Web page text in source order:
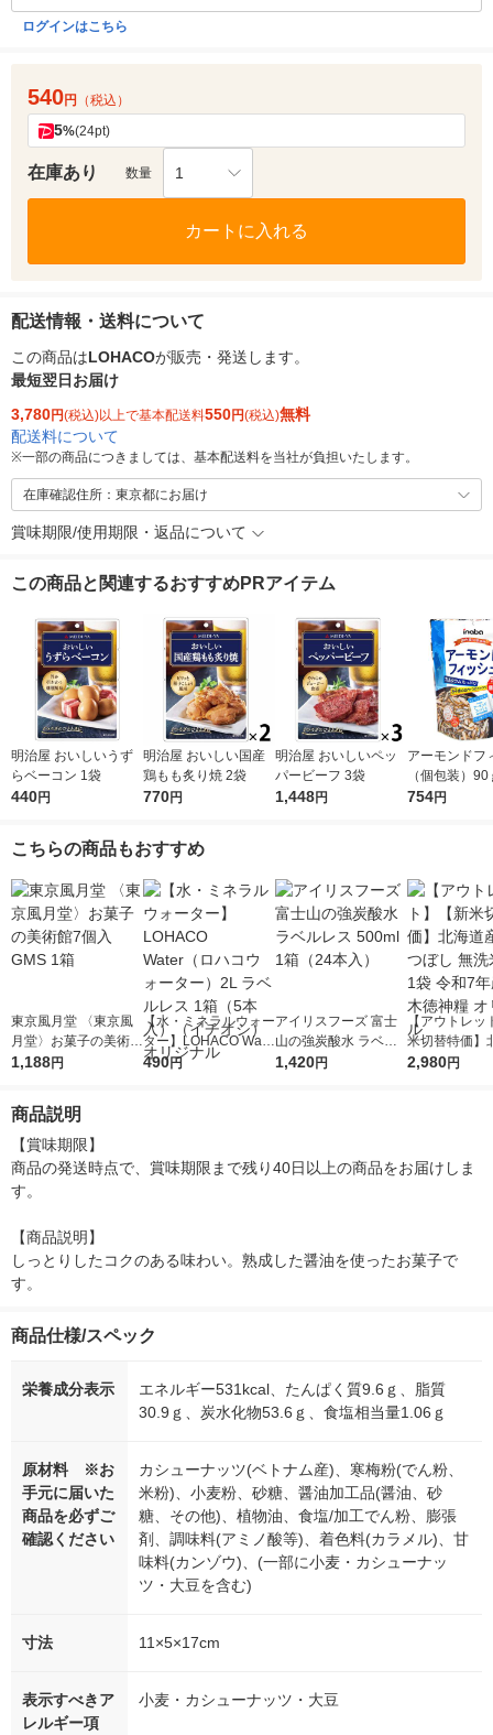
ログインはこちら
540円 （税込）
5%(24pt)
在庫あり 数量 1
カートに入れる
配送情報・送料について
この商品はLOHACOが販売・発送します。
最短翌日お届け
3,780円(税込)以上で基本配送料550円(税込)無料
配送料について
※一部の商品につきましては、基本配送料を当社が負担いたします。
在庫確認住所：東京都にお届け
賞味期限/使用期限・返品について
この商品と関連するおすすめPRアイテム
明治屋 おいしいうず
らベーコン 1袋
440円
明治屋 おいしい国産
鶏もも炙り焼 2袋
770円
明治屋 おいしいペッ
パービーフ 3袋
1,448円
アーモンドフ
（個包装）
ミックスナ
754円
こちらの商品もおすすめ
東京風月堂 〈東京風
月堂〉お菓子の美術館
7個入 GMS 1箱
1,188円
【水・ミネラルウォー
ター】LOHACO Wate
r（ロハコウォータ
490円
アイリスフーズ 富士
山の強炭酸水 ラベル
レス 500ml 1箱（24
1,420円
【アウトレッ
米切替特価】
ななつぼし 無
2,980円
商品説明
【賞味期限】
商品の発送時点で、賞味期限まで残り40日以上の商品をお届けしま
す。
【商品説明】
しっとりしたコクのある味わい。熟成した醤油を使ったお菓子で
す。
商品仕様/スペック
栄養成分表示
エネルギー531kcal、たんぱく質9.6ｇ、脂質
30.9ｇ、炭水化物53.6ｇ、食塩相当量1.06ｇ
原材料 ※お
手元に届いた
商品を必ずご
確認ください
カシューナッツ(ベトナム産)、寒梅粉(でん粉、
米粉)、小麦粉、砂糖、醤油加工品(醤油、砂
糖、その他)、植物油、食塩/加工でん粉、膨張
剤、調味料(アミノ酸等)、着色料(カラメル)、甘
味料(カンゾウ)、(一部に小麦・カシューナッ
ツ・大豆を含む)
寸法 11×5×17cm
表示すべきア
レルギー項
小麦・カシューナッツ・大豆